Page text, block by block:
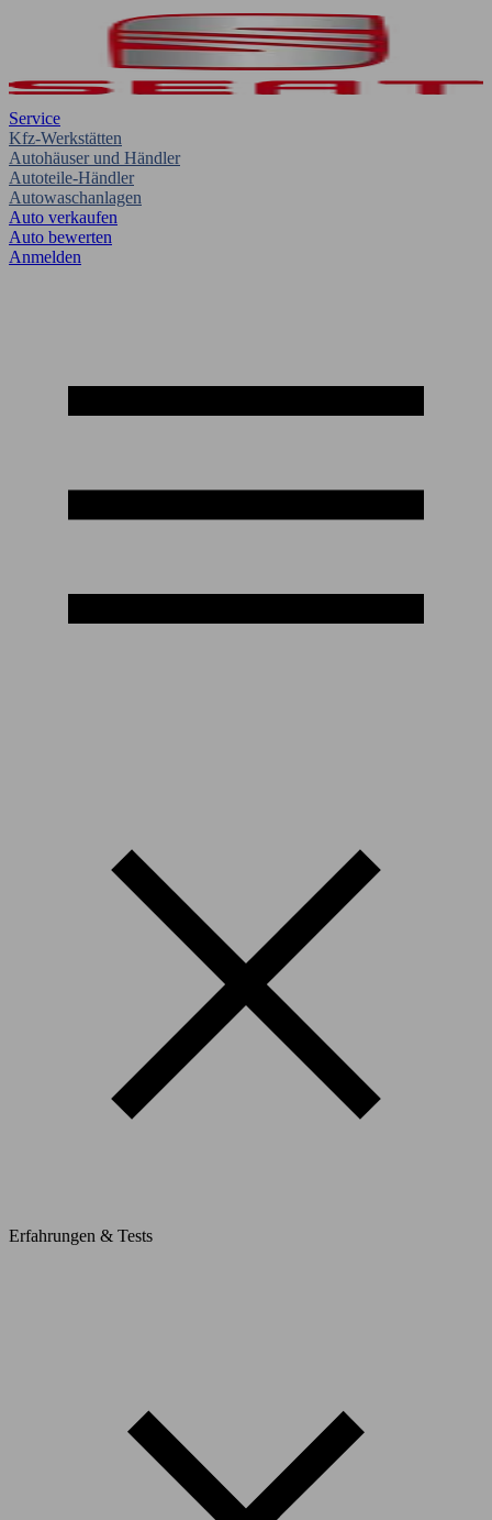
Service
Kfz-Werkstätten
Autohäuser und Händler
Autoteile-Händler
Autowaschanlagen
Auto verkaufen
Auto bewerten
Anmelden
Erfahrungen & Tests